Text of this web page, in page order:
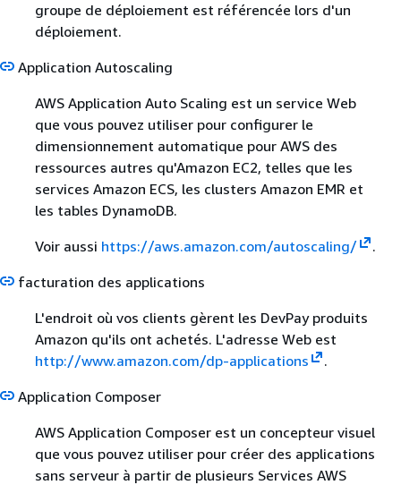
groupe de déploiement est référencée lors d'un
déploiement.
Application Autoscaling
AWS Application Auto Scaling est un service Web
que vous pouvez utiliser pour configurer le
dimensionnement automatique pour AWS des
ressources autres qu'Amazon EC2, telles que les
services Amazon ECS, les clusters Amazon EMR et
les tables DynamoDB.
Voir aussi https://aws.amazon.com/autoscaling/
.
facturation des applications
L'endroit où vos clients gèrent les DevPay produits
Amazon qu'ils ont achetés. L'adresse Web est
http://www.amazon.com/dp-applications
.
Application Composer
AWS Application Composer est un concepteur visuel
que vous pouvez utiliser pour créer des applications
sans serveur à partir de plusieurs Services AWS